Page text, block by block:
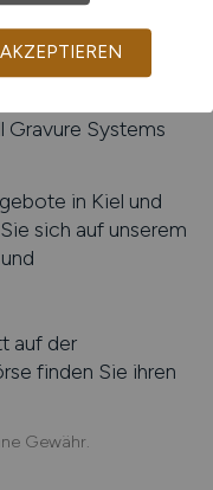
Deutsche
Werft GmbH,
GmbH,
Systems
in Kiel und
sich auf unserem
auf der
finden Sie ihren
Gewähr.